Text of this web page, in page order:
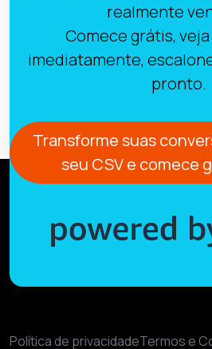
realmente
Comece grátis,
imediatamente,
pronto.
Transforme suas
seu CSV e comece
Política de privacidadeTermos e